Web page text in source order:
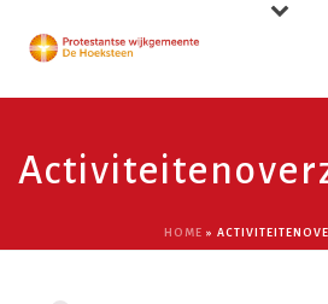
HOME »